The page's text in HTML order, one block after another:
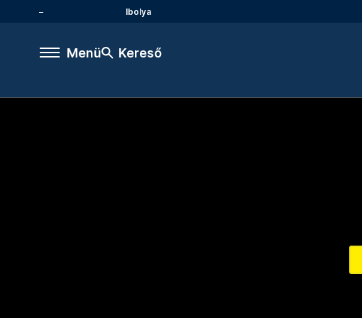
Ibolya
Menü Kereső